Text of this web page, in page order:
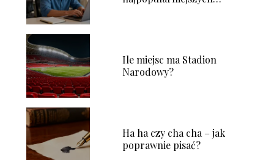
Ile miejsc ma Stadion
Narodowy?
Ha ha czy cha cha – jak
poprawnie pisać?